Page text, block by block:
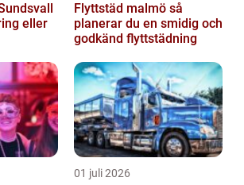
eller
Flyttstäd malmö så
planerar du en smidig och
godkänd flyttstädning
01 juli 2026